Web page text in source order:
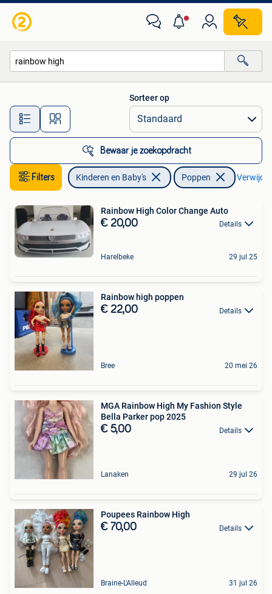
Alle afstanden…
Sorteer op
Bewaar je zoekopdracht
Filters Kinderen en Baby's Poppen
Rainbow High Color Change Auto
€ 20,00 Details
Harelbeke 29 jul 25
Rainbow high poppen
€ 22,00 Details
Bree 20 mei 26
MGA Rainbow High My Fashion Style
Bella Parker pop 2025
€ 5,00 Details
Lanaken 29 jul 26
Poupees Rainbow High
€ 70,00 Details
Braine-L'Alleud 31 jul 26